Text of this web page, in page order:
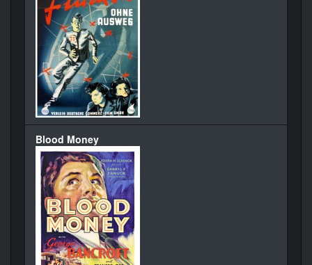
Blood Money